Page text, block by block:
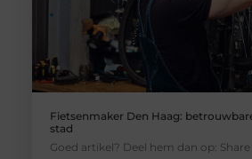
Fietsenmaker Den Haag:
stad
Goed artikel? Deel hem dan op: